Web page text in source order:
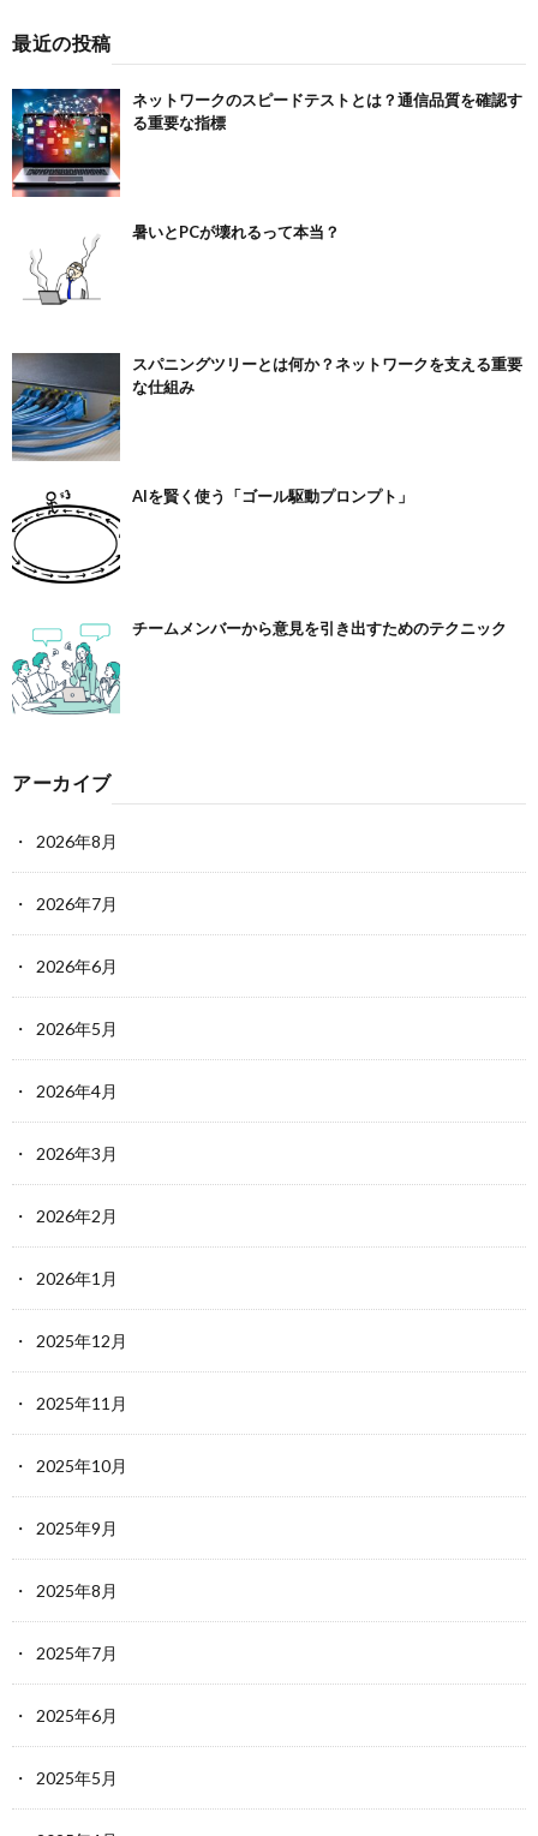
最近の投稿
ネットワークのスピードテストとは？通信品質を確認す
る重要な指標
暑いとPCが壊れるって本当？
スパニングツリーとは何か？ネットワークを支える重要
な仕組み
AIを賢く使う「ゴール駆動プロンプト」
チームメンバーから意見を引き出すためのテクニック
アーカイブ
2026年8月
2026年7月
2026年6月
2026年5月
2026年4月
2026年3月
2026年2月
2026年1月
2025年12月
2025年11月
2025年10月
2025年9月
2025年8月
2025年7月
2025年6月
2025年5月